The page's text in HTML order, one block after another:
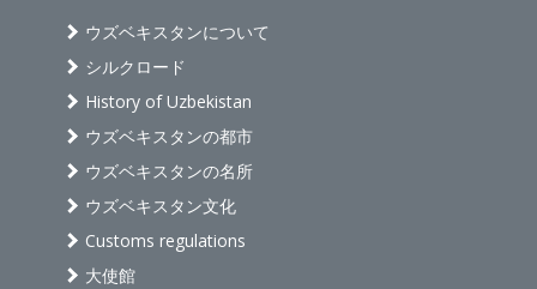
ウズベキスタンについて
シルクロード
History of Uzbekistan
ウズベキスタンの都市
ウズベキスタンの名所
ウズベキスタン文化
Customs regulations
大使館